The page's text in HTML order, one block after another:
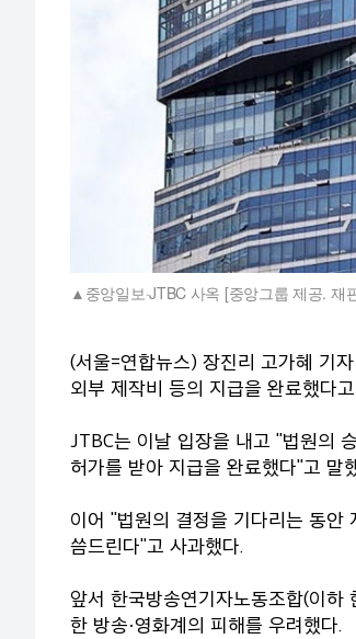
중앙일보·JTBC 사옥 [중앙그룹 제공. 재
(서울=연합뉴스) 장진리 고가혜 기
외부 제작비 등의 지급을 완료했다
JTBC는 이날 입장을 내고 "법원의
허가를 받아 지급을 완료했다"고 말
이어 "법원의 결정을 기다리는 동안
씀드린다"고 사과했다.
앞서 한국방송연기자노동조합(이
한 방송·영화계의 피해를 우려했다.